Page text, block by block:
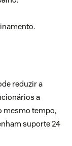
reduzir a
a
mesmo tempo,
suporte 24